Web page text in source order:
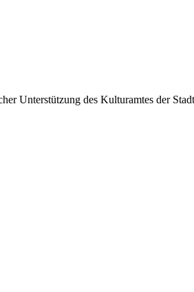
Unterstützung des Kulturamtes der